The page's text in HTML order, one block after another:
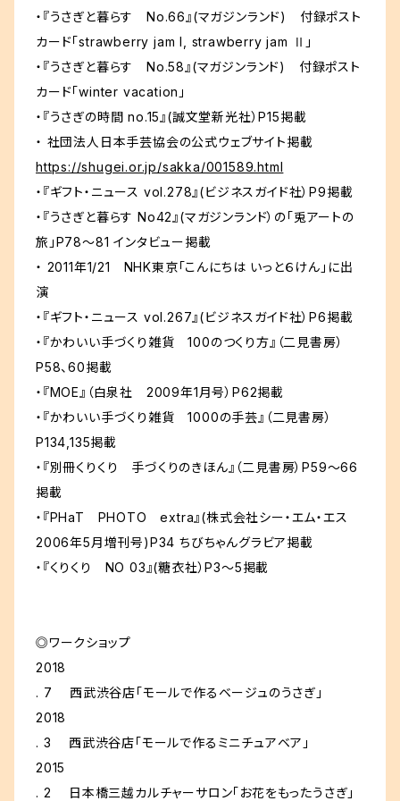
・『うさぎと暮らす No.66』(マガジンランド) 付録ポスト
カード「strawberry jam I, strawberry jam Ⅱ」
・『うさぎと暮らす No.58』(マガジンランド) 付録ポスト
カード「winter vacation」
・『うさぎの時間 no.15』(誠文堂新光社）P15掲載
・ 社団法人日本手芸協会の公式ウェブサイト掲載
https://shugei.or.jp/sakka/001589.html
・『ギフト・ニュース vol.278』(ビジネスガイド社）P9掲載
・『うさぎと暮らす No42』(マガジンランド）の「兎アートの
旅」P78～81 インタビュー掲載
・ 2011年1/21 NHK東京「こんにちは いっと６けん」に出
演
・『ギフト・ニュース vol.267』(ビジネスガイド社）P6掲載
・『かわいい手づくり雑貨 100のつくり方』（二見書房）
P58、60掲載
・『MOE』（白泉社 2009年1月号）P62掲載
・『かわいい手づくり雑貨 1000の手芸』（二見書房）
P134,135掲載
・『別冊くりくり 手づくりのきほん』（二見書房）P59～66
掲載
・『PHaT PHOTO extra』(株式会社シー・エム・エス
2006年5月増刊号)P34 ちびちゃんグラビア掲載
・『くりくり NO 03』(糖衣社）P3〜5掲載
◎ワークショップ
2018
. 7 西武渋谷店「モールで作るベージュのうさぎ」
2018
. 3 西武渋谷店「モールで作るミニチュアベア」
2015
. 2 日本橋三越カルチャーサロン「お花をもったうさぎ」